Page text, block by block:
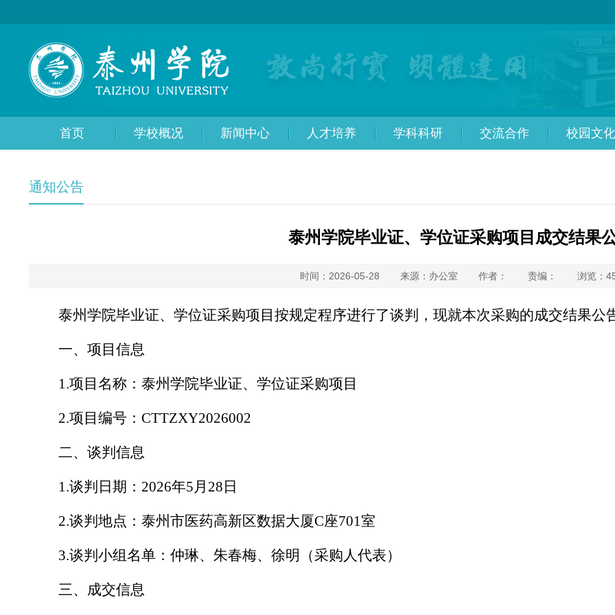
首页 学校概况 新闻中心 人才培养 学科科研 交流合作 校园文化
通知公告
泰州学院毕业证、学位证采购项目成交结果
时间：2026-05-28 来源：办公室 作者： 责编： 浏览：
泰州学院毕业证、学位证采购项目按规定程序进行了谈判，现就本次采购的成交结果公
一、项目信息
1.项目名称：泰州学院毕业证、学位证采购项目
2.项目编号： CTTZXY2026002
二、谈判信息
1.谈判日期： 2026年5月 28 日
2.谈判地点：泰州市医药高新区数据大厦C座701室
3.谈判小组名单：仲琳、朱春梅、徐明（采购人代表）
三、成交信息